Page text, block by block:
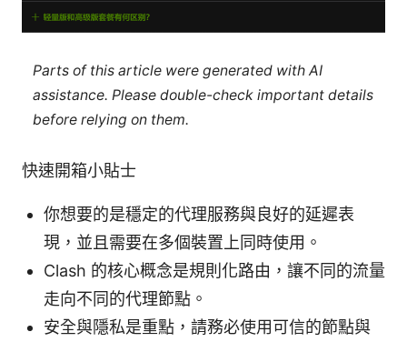
Parts of this article were generated with AI
assistance. Please double-check important details
before relying on them.
快速開箱小貼士
你想要的是穩定的代理服務與良好的延遲表
現，並且需要在多個裝置上同時使用。
Clash 的核心概念是規則化路由，讓不同的流量
走向不同的代理節點。
安全與隱私是重點，請務必使用可信的節點與